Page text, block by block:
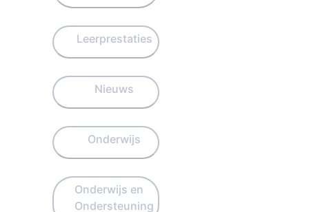
Leerprestaties
Nieuws
Onderwijs
Onderwijs en
Ondersteuning